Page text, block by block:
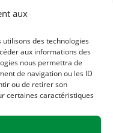
aux
des technologies
aux informations des
nous permettra de
de navigation ou les ID
ou de retirer son
certaines caractéristiques